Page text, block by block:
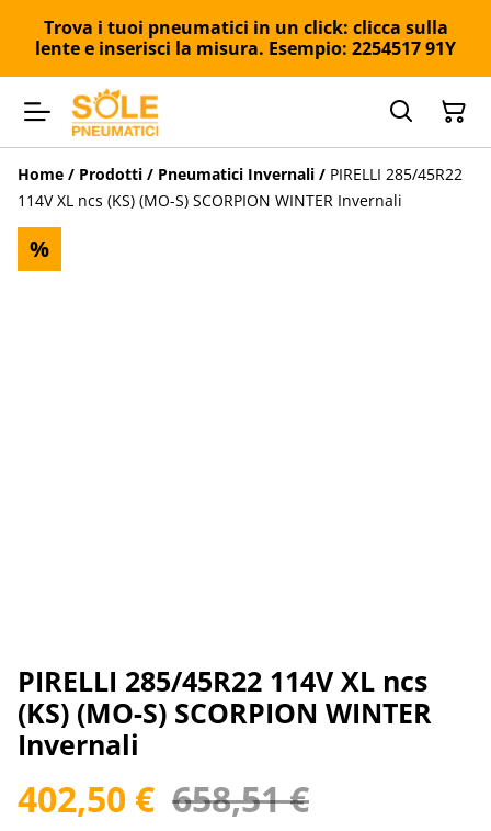
Trova i tuoi pneumatici in un click: clicca sulla
lente e inserisci la misura. Esempio: 2254517 91Y
Home / Prodotti / Pneumatici Invernali / PIRELLI 285/45R22
114V XL ncs (KS) (MO-S) SCORPION WINTER Invernali
%
PIRELLI 285/45R22 114V XL ncs
(KS) (MO-S) SCORPION WINTER
Invernali
402,50 € 658,51 €